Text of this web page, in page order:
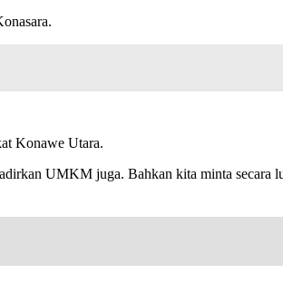
Konawe Utara.
UMKM juga. Bahkan kita minta secara